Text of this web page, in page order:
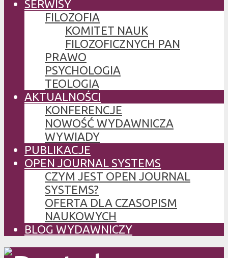
SERWISY
FILOZOFIA
KOMITET NAUK
FILOZOFICZNYCH PAN
PRAWO
PSYCHOLOGIA
TEOLOGIA
AKTUALNOŚCI
KONFERENCJE
NOWOŚĆ WYDAWNICZA
WYWIADY
PUBLIKACJE
OPEN JOURNAL SYSTEMS
CZYM JEST OPEN JOURNAL
SYSTEMS?
OFERTA DLA CZASOPISM
NAUKOWYCH
BLOG WYDAWNICZY